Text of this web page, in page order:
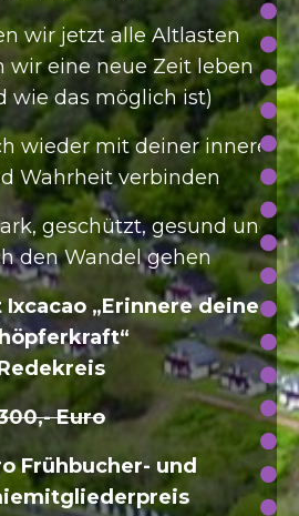
wir jetzt alle Altlasten
wir eine neue Zeit leben
wie das möglich ist)
wieder mit deiner inneren
Wahrheit verbinden
geschützt, gesund und
den Wandel gehen
„Erinnere deine
Euro
Frühbucher- und